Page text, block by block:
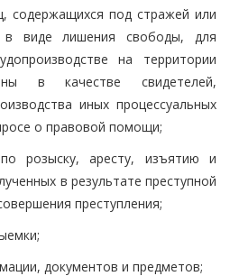
содержащихся под стражей или
в виде лишения свободы, для
на территории
в качестве свидетелей,
иных процессуальных
о правовой помощи;
розыску, аресту, изъятию и
в результате преступной
преступления;
документов и предметов;